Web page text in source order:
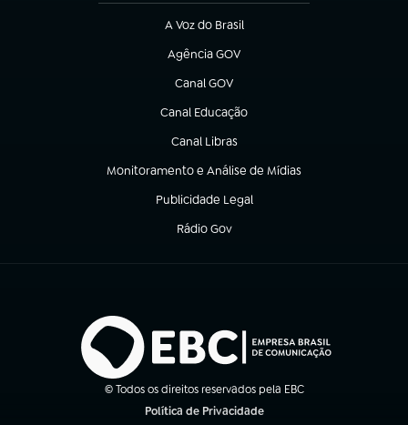
A Voz do Brasil
(abre em nova aba)
Agência GOV
(abre em nova aba)
Canal GOV
(abre em nova aba)
Canal Educação
(abre em nova aba)
Canal Libras
(abre em nova aba)
Monitoramento e Análise de Mídias
(abre em nova aba)
Publicidade Legal
(abre em nova aba)
Rádio Gov
(abre em nova aba)
© Todos os direitos reservados pela EBC
Política de Privacidade